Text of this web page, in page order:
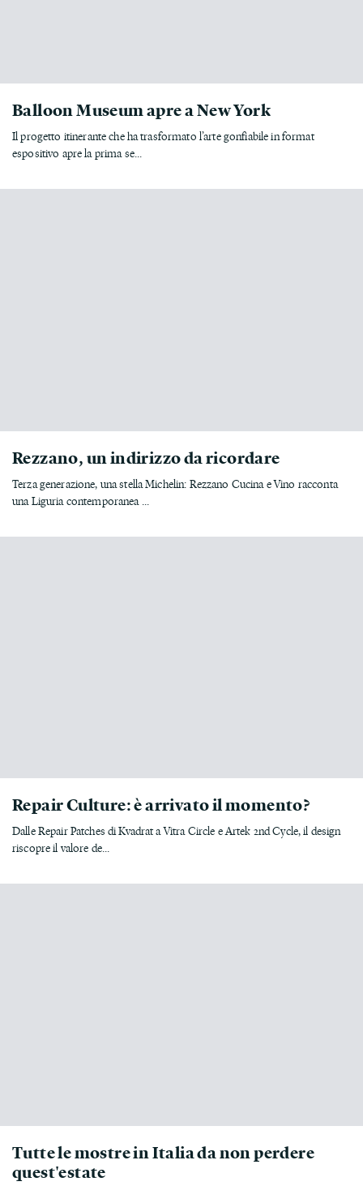
Balloon Museum apre a New York
Il progetto itinerante che ha trasformato l’arte gonfiabile in format
espositivo apre la prima se...
Rezzano, un indirizzo da ricordare
Terza generazione, una stella Michelin: Rezzano Cucina e Vino racconta
una Liguria contemporanea ...
Repair Culture: è arrivato il momento?
Dalle Repair Patches di Kvadrat a Vitra Circle e Artek 2nd Cycle, il design
riscopre il valore de...
Tutte le mostre in Italia da non perdere
quest'estate